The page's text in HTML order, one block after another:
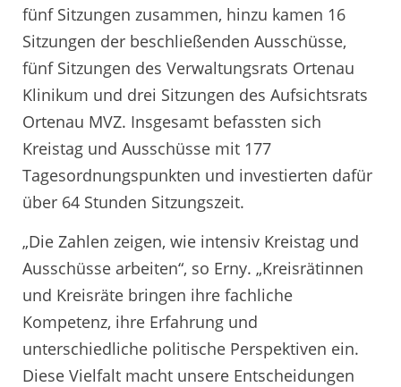
fünf Sitzungen zusammen, hinzu kamen 16
Sitzungen der beschließenden Ausschüsse,
fünf Sitzungen des Verwaltungsrats Ortenau
Klinikum und drei Sitzungen des Aufsichtsrats
Ortenau MVZ. Insgesamt befassten sich
Kreistag und Ausschüsse mit 177
Tagesordnungspunkten und investierten dafür
über 64 Stunden Sitzungszeit.
„Die Zahlen zeigen, wie intensiv Kreistag und
Ausschüsse arbeiten“, so Erny. „Kreisrätinnen
und Kreisräte bringen ihre fachliche
Kompetenz, ihre Erfahrung und
unterschiedliche politische Perspektiven ein.
Diese Vielfalt macht unsere Entscheidungen